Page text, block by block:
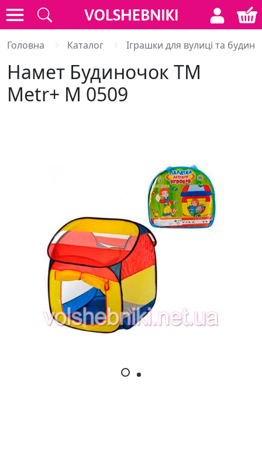
Головна Каталог Іграшки для вулиці та
Намет Будиночок TM
Metr+ M 0509